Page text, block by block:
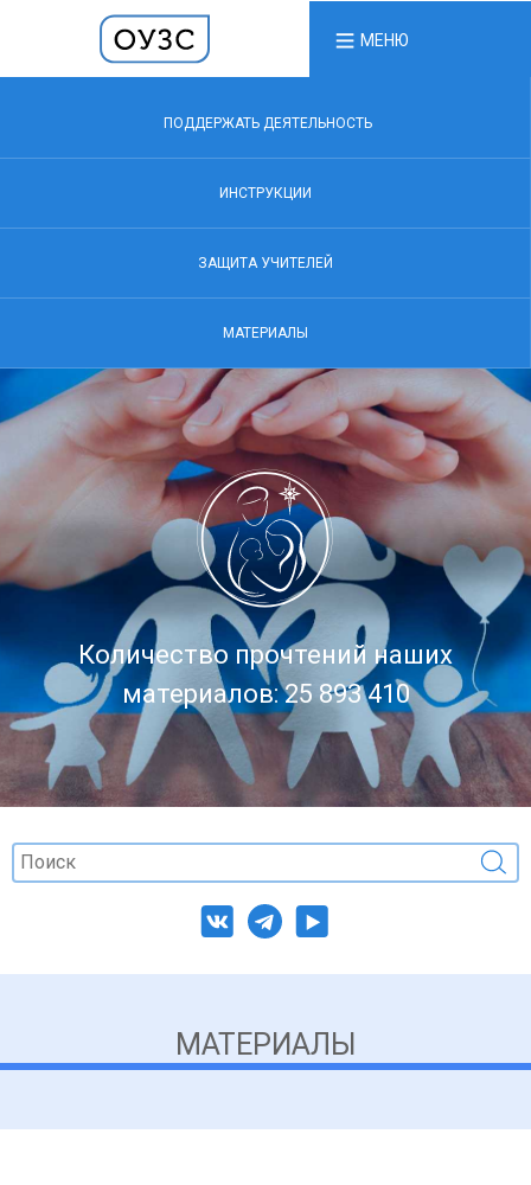
МЕНЮ
ПОДДЕРЖАТЬ ДЕЯТЕЛЬНОСТЬ
ИНСТРУКЦИИ
ЗАЩИТА УЧИТЕЛЕЙ
МАТЕРИАЛЫ
Количество прочтений наших
материалов: 25 893 410
МАТЕРИАЛЫ